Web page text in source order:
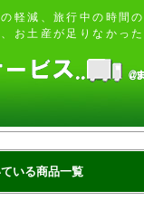
軽減、旅行中の時間
、お土産が足りなか
いる商品一覧